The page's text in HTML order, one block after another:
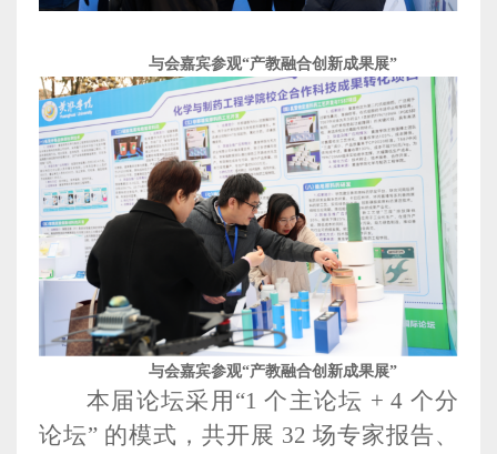
与会嘉宾参观“产教融合创新成果展”
与会嘉宾参观“产教融合创新成果展”
本届论坛采用“1 个主论坛 + 4 个分
论坛” 的模式，共开展 32 场专家报告、